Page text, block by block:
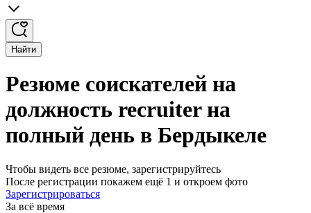
Найти
Резюме соискателей на
должность recruiter на
полный день в Бердыкеле
Чтобы видеть все резюме, зарегистрируйтесь
После регистрации покажем ещё 1 и откроем фото
Зарегистрироваться
За всё время